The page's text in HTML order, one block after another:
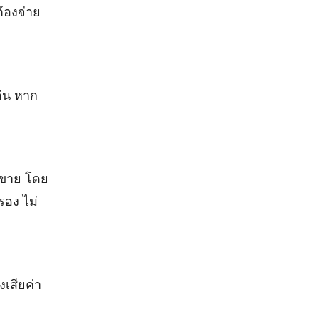
งจ่าย
หาก
าย โดย
ง ไม่
สียค่า